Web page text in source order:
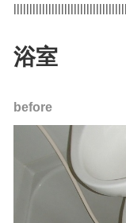
浴室
before